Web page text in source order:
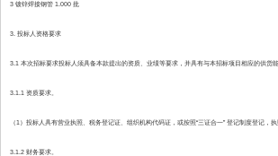
3 镀锌焊接钢管 1.000 批
3. 投标人资格要求
3.1 本次招标要求投标人须具备本款提出的资质、业绩等要求，并具有与本招标项目相应的供货能
3.1.1 资质要求。
（1）投标人具有营业执照、税务登记证、组织机构代码证，或按照“三证合一” 登记制度登记，执
3.1.2 财务要求。